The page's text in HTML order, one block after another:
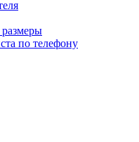
по телефону